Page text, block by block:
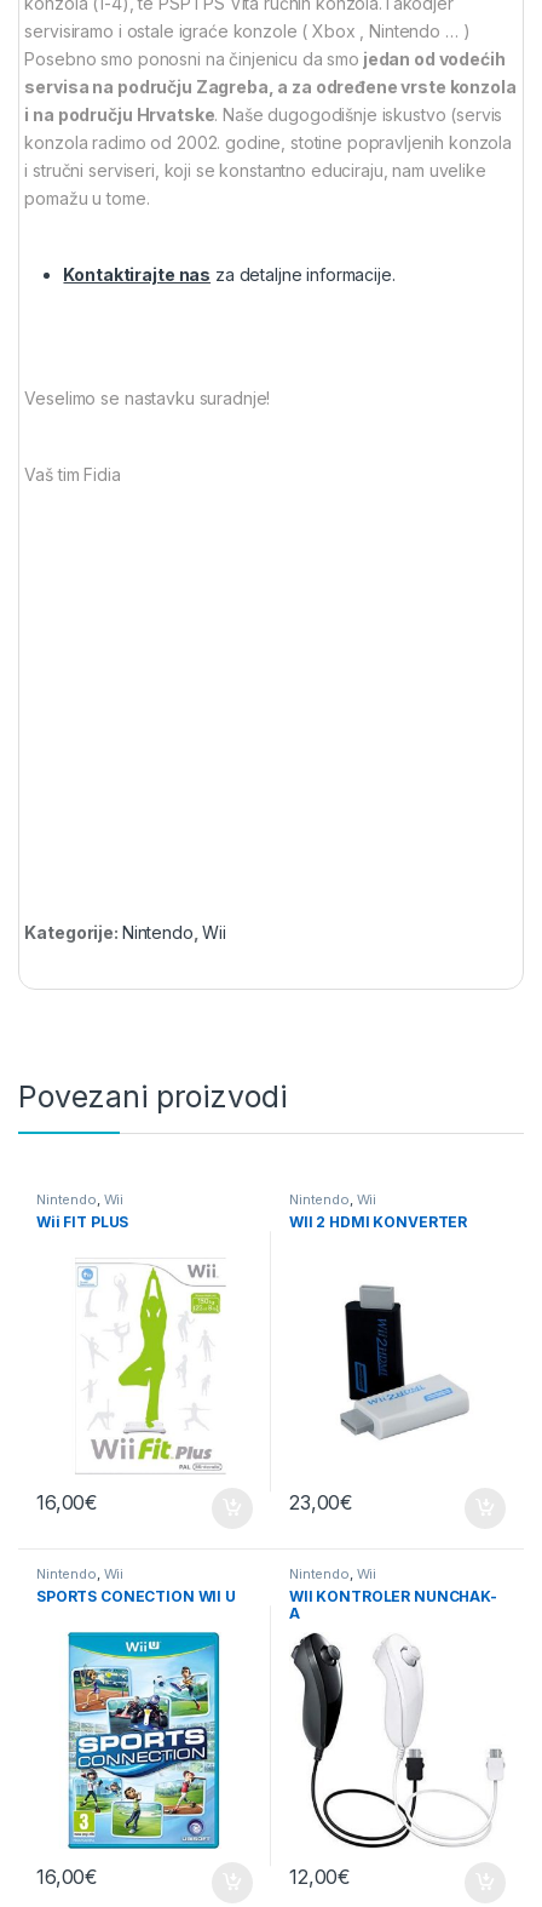
servisiramo i ostale igraće konzole ( Xbox , Nintendo … )
Posebno smo ponosni na činjenicu da smo jedan od vodećih
servisa na području Zagreba, a za određene vrste konzola
i na području Hrvatske. Naše dugogodišnje iskustvo (servis
konzola radimo od 2002. godine, stotine popravljenih konzola
i stručni serviseri, koji se konstantno educiraju, nam uvelike
pomažu u tome.
Kontaktirajte nas za detaljne informacije.
Veselimo se nastavku suradnje!
Vaš tim Fidia
Kategorije: Nintendo ,Wii
Povezani proizvodi
Nintendo, Wii
Wii FIT PLUS
16,00€
Nintendo, Wii
WII 2 HDMI KONVERTER
23,00€
Nintendo, Wii
SPORTS CONECTION WII U
16,00€
Nintendo, Wii
WII KONTROLER NUNCHAK-
A
12,00€